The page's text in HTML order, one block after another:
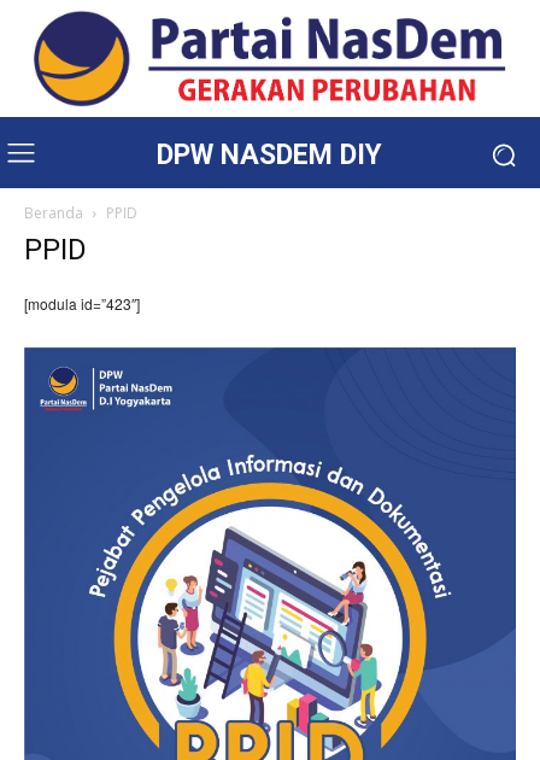
DPW NASDEM DIY
Beranda PPID
PPID
[modula id=”423″]